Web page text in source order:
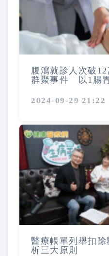
腹瀉就診人次破
群聚事件 以1腸
2024-09-29 21:22
醫療帳單列舉扣
析三大原則